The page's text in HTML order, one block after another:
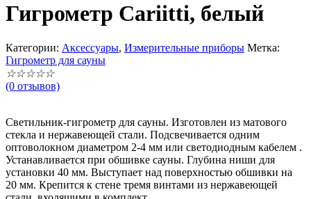
Гигрометр Cariitti, белый
Категории: Аксессуары, Измерительные приборы Метка:
Гигрометр для сауны
☆☆☆☆☆
(0 отзывов)
Светильник-гигрометр для сауны. Изготовлен из матового
стекла и нержавеющей стали. Подсвечивается одним
оптоволокном диаметром 2-4 мм или светодиодным кабелем .
Устанавливается при обшивке сауны. Глубина ниши для
установки 40 мм. Выступает над поверхностью обшивки на
20 мм. Крепится к стене тремя винтами из нержавеющей